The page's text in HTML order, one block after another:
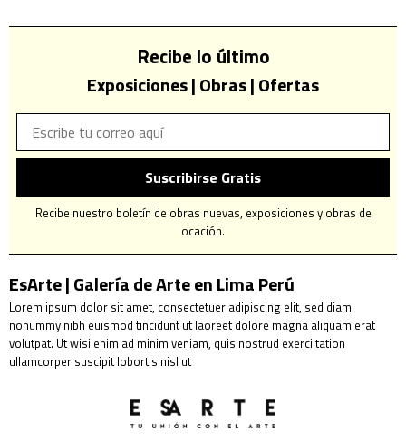
Recibe lo último
Exposiciones | Obras | Ofertas
Suscribirse Gratis
Recibe nuestro boletín de obras nuevas, exposiciones y obras de
ocación.
EsArte | Galería de Arte en Lima Perú
Lorem ipsum dolor sit amet, consectetuer adipiscing elit, sed diam
nonummy nibh euismod tincidunt ut laoreet dolore magna aliquam erat
volutpat. Ut wisi enim ad minim veniam, quis nostrud exerci tation
ullamcorper suscipit lobortis nisl ut